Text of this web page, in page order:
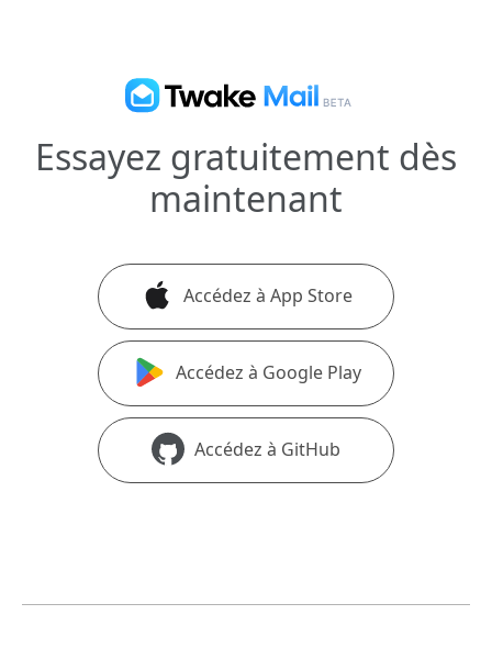
Essayez gratuitement dès
maintenant
Accédez à App Store
Accédez à Google Play
Accédez à GitHub